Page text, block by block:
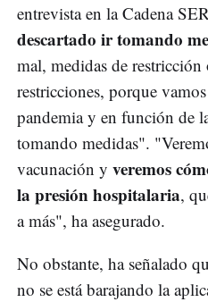
entrevista en la Cadena
descartado ir tomando
mal, medidas de
restricciones, porque
pandemia y en función de
tomando medidas".
vacunación y veremos
la presión hospitalaria,
a más", ha asegurado.
No obstante, ha señalado
no se está barajando la